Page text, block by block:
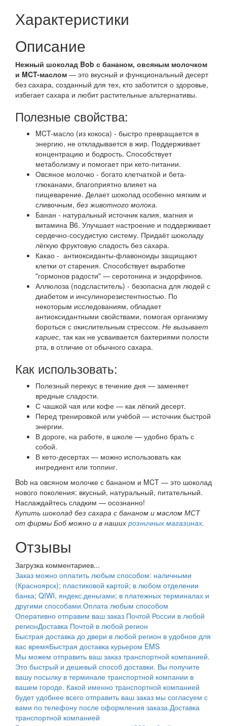
Характеристики
Описание
Нежный шоколад Bob с бананом, овсяным молочком
и MCT-маслом — это вкусный и функциональный десерт
без сахара, созданный для тех, кто заботится о здоровье,
избегает сахара и любит растительные альтернативы.
Полезные свойства:
MCT-масло (из кокоса) - быстро превращается в
энергию, не откладывается в жир. Поддерживает
концентрацию и бодрость. Способствует
метаболизму и помогает при кето-питании.
Овсяное молочко - богато клетчаткой и бета-
глюканами, благоприятно влияет на
пищеварение. Делает шоколад особенно мягким и
сливочным, без животного молока.
Банан - натуральный источник калия, магния и
витамина B6. Улучшает настроение и поддерживает
сердечно-сосудистую систему. Придаёт шоколаду
лёгкую фруктовую сладость без сахара.
Какао - антиоксиданты-флавоноиды защищают
клетки от старения. Способствует выработке
"гормонов радости" — серотонина и эндорфинов.
Аллюлоза (подсластитель) - безопасна для людей с
диабетом и инсулинорезистентностью. По
некоторым исследованиям, обладает
антиоксидантными свойствами, помогая организму
бороться с окислительным стрессом. Не вызывает
кариес, так как не усваивается бактериями полости
рта, в отличие от обычного сахара.
Как использовать:
Полезный перекус в течение дня — заменяет
вредные сладости.
С чашкой чая или кофе — как лёгкий десерт.
Перед тренировкой или учёбой — источник быстрой
энергии.
В дороге, на работе, в школе — удобно брать с
собой.
В кето-десертах — можно использовать как
ингредиент или топпинг.
Bob на овсяном молочке с бананом и MCT — это шоколад
нового поколения: вкусный, натуральный, питательный.
Наслаждайтесь сладким — осознанно!
Купить шоколад без сахара с бананом и маслом МСТ
от фирмы Боб можно и в наших розничных магазинах.
Отзывы
Загрузка комментариев...
Заказ можно оплатить любым способом: наличными
(Красноярск); пластиковой картой; в любом отделении
банка; QIWI, яндекс.деньгами; в платежных терминалах и
другими способами.Оплата любым способом
Оперативно отправим ваш заказ Почтой России в любой
регионДоставка Почтой в любой регион
Быстрая доставка до двери в любой регион в удобное для
вас времяБыстрая доставка курьером EMS
Мы можем отправить ваш заказ транспортной компанией.
Это быстрый и дешевый способ доставки. Вы получите
вашу посылку в терминале транспортной компании в
вашем городе. Какой именно транспортной компанией
будет удобнее всего отправить ваш заказ мы согласуем с
вами по телефону после оформления заказа.Доставка
транспортной компанией